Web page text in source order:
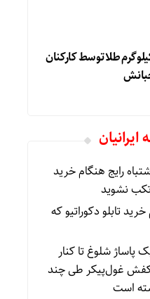
۱.۵ کیلوگرم طلا توسط کارکنان
اشتباه رایج هنگام خرید
نشوید
خرید تابلو دکوراتیو که
پاساژ شلوغ تا کنار
غول‌پیکر طی چند
است